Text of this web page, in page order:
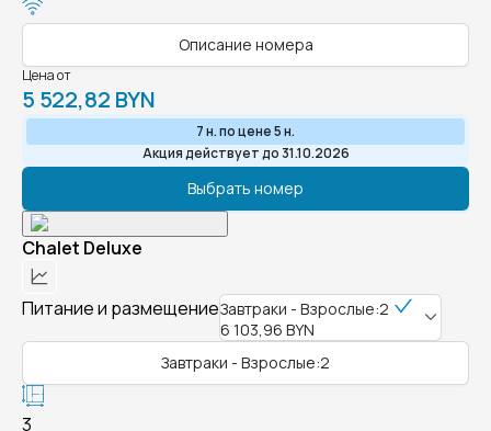
Описание номера
Цена от
5 522,82 BYN
7 н. по цене 5 н.
Акция действует до 31.10.2026
Выбрать номер
Chalet Deluxe
Питание и размещениеЗавтраки - Взрослые:2
6 103,96 BYN
Завтраки - Взрослые:2
3